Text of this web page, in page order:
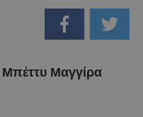
Μαγγίρα